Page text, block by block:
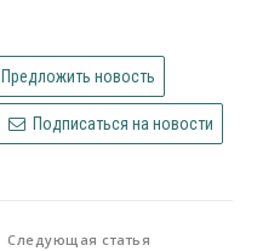
Предложить новость
Подписаться на новости
Следующая статья